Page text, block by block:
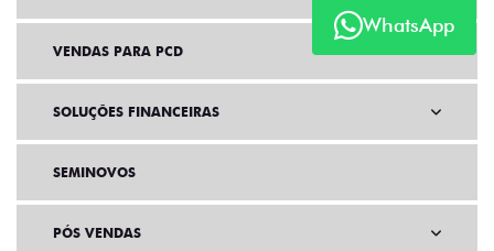
WhatsApp
VENDAS PARA PCD
SOLUÇÕES FINANCEIRAS
SEMINOVOS
PÓS VENDAS